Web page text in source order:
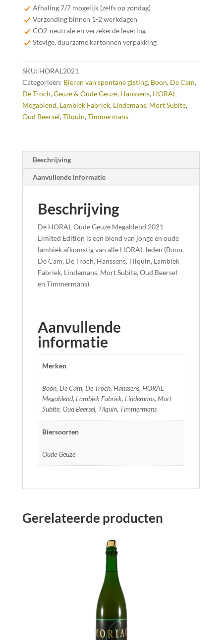
Megablend
2021
75
aantal
Afhaling 7/7 mogelijk (zelfs op zondag)
Verzending binnen 1-2 werkdagen
CO2-neutrale en verzekerde levering
Stevige, duurzame kartonnen verpakking
SKU: HORAL2021
Categorieën: Bieren van spontane gisting, Boon, De Cam,
De Troch, Geuze & Oude Geuze, Hanssens, HORAL
Megablend, Lambiek Fabriek, Lindemans, Mort Subite,
Oud Beersel, Tilquin, Timmermans
Beschrijving
Aanvullende informatie
Beschrijving
De HORAL Oude Geuze Megablend 2021
Limited Edition is een blend van jonge en oude
lambiek afkomstig van alle HORAL-leden (Boon,
De Cam, De Troch, Hanssens, Tilquin, Lambiek
Fabriek, Lindemans, Mort Subite, Oud Beersel
en Timmermans).
Aanvullende
informatie
Merken
Boon, De Cam, De Troch, Hanssens, HORAL
Megablend, Lambiek Fabriek, Lindemans, Mort
Subite, Oud Beersel, Tilquin, Timmermans
Biersoorten
Oude Geuze
Gerelateerde producten